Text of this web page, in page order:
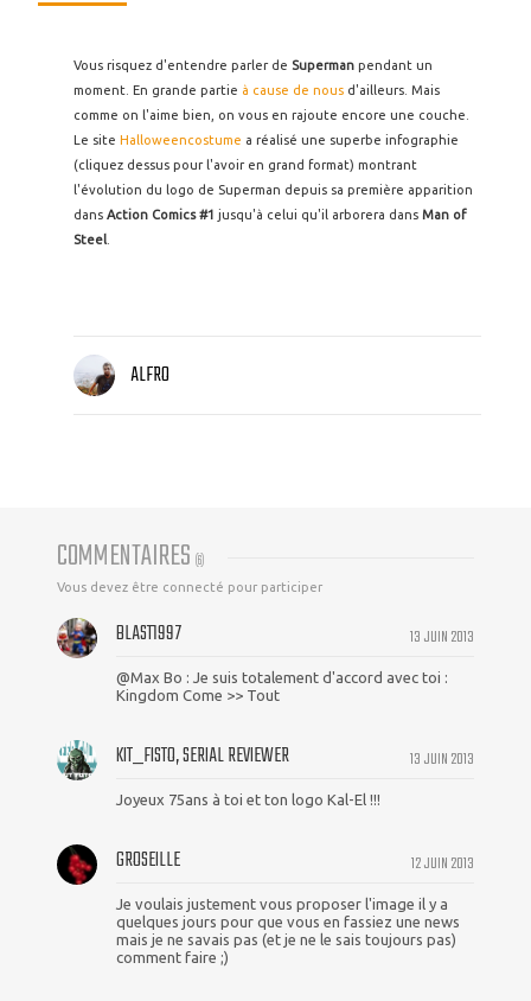
Vous risquez d'entendre parler de Superman pendant un
moment. En grande partie à cause de nous d'ailleurs. Mais
comme on l'aime bien, on vous en rajoute encore une couche.
Le site Halloweencostume a réalisé une superbe infographie
(cliquez dessus pour l'avoir en grand format) montrant
l'évolution du logo de Superman depuis sa première apparition
dans Action Comics #1 jusqu'à celui qu'il arborera dans Man of
Steel
ALFRO
COMMENTAIRES (6)
Vous devez être connecté pour participer
13 JUIN 2013
BLAST1997
@Max Bo : Je suis totalement d'accord avec toi :
Kingdom Come >> Tout
13 JUIN 2013
KIT_FISTO, SERIAL REVIEWER
Joyeux 75ans à toi et ton logo Kal-El !!!
12 JUIN 2013
GROSEILLE
Je voulais justement vous proposer l'image il y a
quelques jours pour que vous en fassiez une news
mais je ne savais pas (et je ne le sais toujours pas)
comment faire ;)